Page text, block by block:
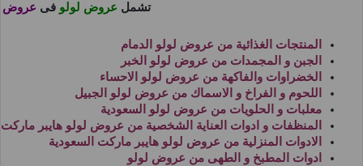
تشمل عروض لولوفى عروض
المنتجات الغذائية من عروض لولو الدمام
الجبن و المجمدات من عروض لولو الخبر
الخضراوات والفاكهة من عروض لولو الاحساء
اللحوم و الفراخ و الاسماك من عروض لولو الجبيل
معلبات و الحلويات من عروض لولو السعودية
المنظفات و ادوات العناية الشخصية من عروض لولو هايبر ماركت
الادوات المنزلية من عروض لولو هايبر ماركت السعودية
ادوات المطبخ و الطهى من عروض لولو